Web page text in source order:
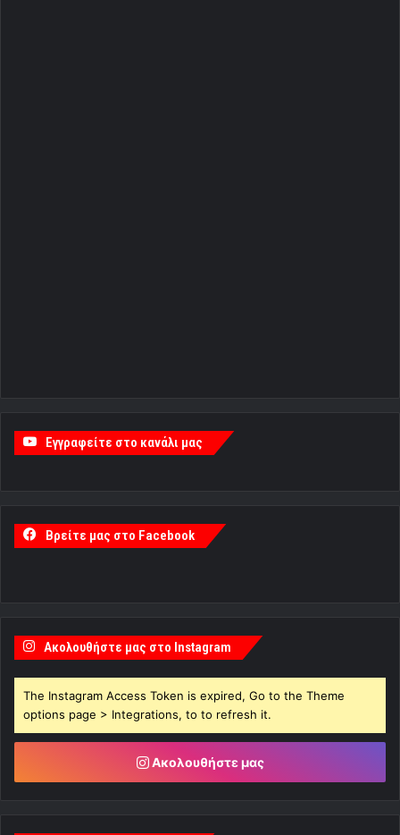
Εγγραφείτε στο κανάλι μας
Βρείτε μας στο Facebook
Ακολουθήστε μας στο Instagram
The Instagram Access Token is expired, Go to the Theme
options page > Integrations, to to refresh it.
Ακολουθήστε μας